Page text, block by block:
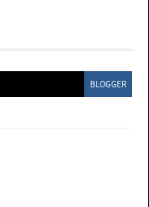
BLOGGER